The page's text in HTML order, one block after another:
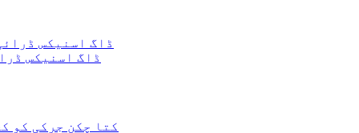
ڈاگ اسنیکس